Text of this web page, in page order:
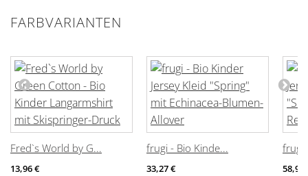
FARBVARIANTEN
Fred`s World by G...
13,96 €
frugi - Bio Kinde...
33,27 €
frugi
58,95